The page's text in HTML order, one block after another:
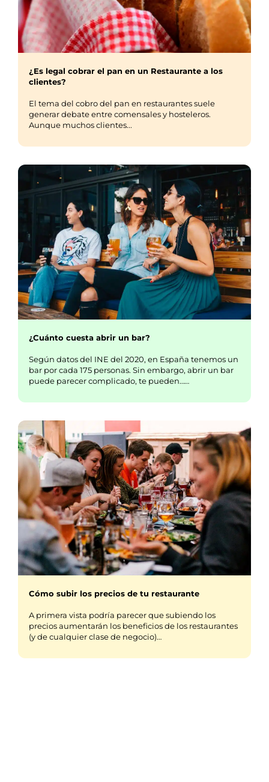
¿Es legal cobrar el pan en un Restaurante a los
clientes?
El tema del cobro del pan en restaurantes suele
generar debate entre comensales y hosteleros.
Aunque muchos clientes...
¿Cuánto cuesta abrir un bar?
Según datos del INE del 2020, en España tenemos un
bar por cada 175 personas. Sin embargo, abrir un bar
puede parecer complicado, te pueden……
Cómo subir los precios de tu restaurante
A primera vista podría parecer que subiendo los
precios aumentarán los beneficios de los restaurantes
(y de cualquier clase de negocio)…